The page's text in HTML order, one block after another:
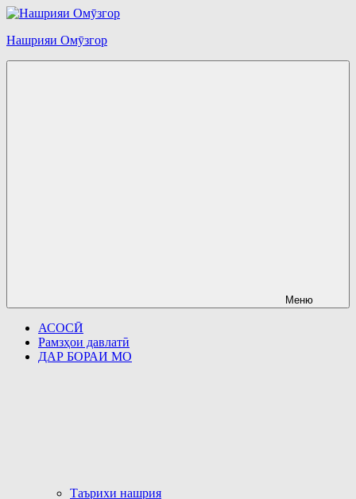
Перейти
содержимому
Нашрияи Омӯзгор
Меню
АСОСӢ
Рамзҳои давлатӣ
ДАР БОРАИ МО
Таърихи нашрия